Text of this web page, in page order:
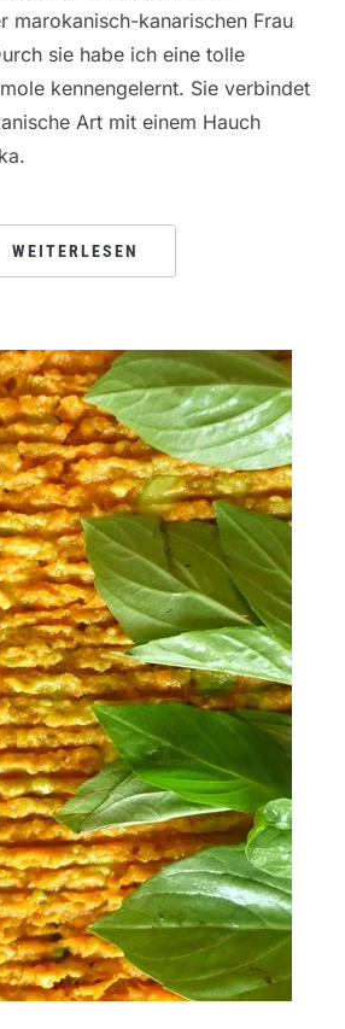
marokanisch-kanarischen Frau
sie habe ich eine tolle
kennengelernt. Sie verbindet
Art mit einem Hauch
WEITERLESEN